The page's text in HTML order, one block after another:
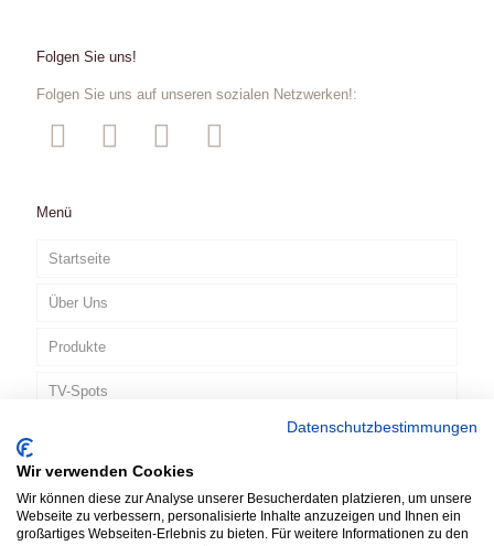
Folgen Sie uns!
Folgen Sie uns auf unseren sozialen Netzwerken!:
Menü
Startseite
Über Uns
Produkte
TV-Spots
DE
Datenschutzbestimmungen
Wir verwenden Cookies
Wir können diese zur Analyse unserer Besucherdaten platzieren, um unsere
Webseite zu verbessern, personalisierte Inhalte anzuzeigen und Ihnen ein
großartiges Webseiten-Erlebnis zu bieten. Für weitere Informationen zu den